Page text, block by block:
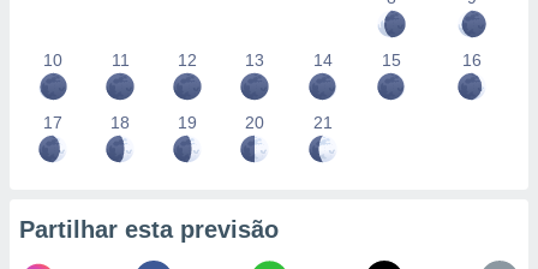
10 11 12 13 14 15 16
17 18 19 20 21
Partilhar esta previsão